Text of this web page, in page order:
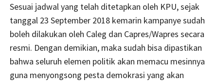
Sesuai jadwal yang telah ditetapkan oleh KPU, sejak
tanggal 23 September 2018 kemarin kampanye sudah
boleh dilakukan oleh Caleg dan Capres/Wapres secara
resmi. Dengan demikian, maka sudah bisa dipastikan
bahwa seluruh elemen politik akan memacu mesinnya
guna menyongsong pesta demokrasi yang akan